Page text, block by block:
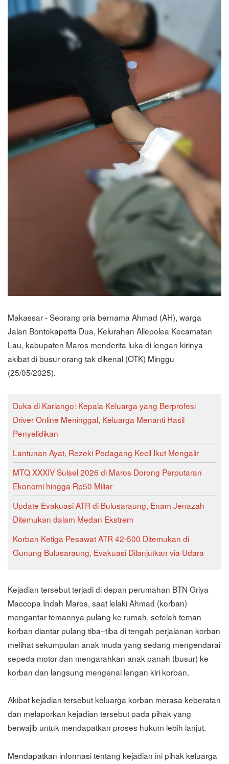
Makassar - Seorang pria bernama Ahmad (AH), warga
Jalan Bontokapetta Dua, Kelurahan Allepolea Kecamatan
Lau, kabupaten Maros menderita luka di lengan kirinya
akibat di busur orang tak dikenal (OTK) Minggu
(25/05/2025).
Duka di Kariango: Kepala Keluarga yang Berprofesi
Driver Online Meninggal, Keluarga Menanti Hasil
Penyelidikan
Lantunan Ayat, Rezeki Pedagang Kecil Ikut Mengalir
MTQ XXXIV Sulsel 2026 di Maros Dorong Perputaran
Ekonomi hingga Rp50 Miliar
Update Evakuasi ATR di Bulusaraung, Enam Jenazah
Ditemukan dalam Medan Ekstrem
Korban Ketiga Pesawat ATR 42-500 Ditemukan di
Gunung Bulusaraung, Evakuasi Dilanjutkan via Udara
Kejadian tersebut terjadi di depan perumahan BTN Griya
Maccopa Indah Maros, saat lelaki Ahmad (korban)
mengantar temannya pulang ke rumah, setelah teman
korban diantar pulang tiba–tiba di tengah perjalanan korban
melihat sekumpulan anak muda yang sedang mengendarai
sepeda motor dan mengarahkan anak panah (busur) ke
korban dan langsung mengenai lengan kiri korban.
Akibat kejadian tersebut keluarga korban merasa keberatan
dan melaporkan kejadian tersebut pada pihak yang
berwajib untuk mendapatkan proses hukum lebih lanjut.
Mendapatkan informasi tentang kejadian ini pihak keluarga